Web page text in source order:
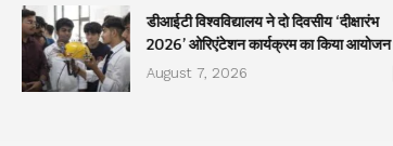
डीआईटी विश्वविद्यालय ने दो दिवसीय ‘दीक्षारंभ
2026’ ओरिएंटेशन कार्यक्रम का किया आयोजन
August 7, 2026